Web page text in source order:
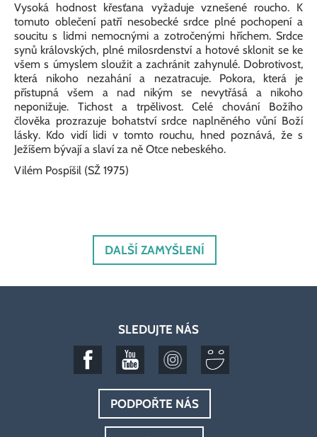
Vysoká hodnost křesťana vyžaduje vznešené roucho. K
tomuto oblečení patří nesobecké srdce plné pochopení a
soucitu s lidmi nemocnými a zotročenými hříchem. Srdce
synů královských, plné milosrdenství a hotové sklonit se ke
všem s úmyslem sloužit a zachránit zahynulé. Dobrotivost,
která nikoho nezahání a nezatracuje. Pokora, která je
přístupná všem a nad nikým se nevytřásá a nikoho
neponižuje. Tichost a trpělivost. Celé chování Božího
člověka prozrazuje bohatství srdce naplněného vůní Boží
lásky. Kdo vidí lidi v tomto rouchu, hned poznává, že s
Ježíšem bývají a slaví za ně Otce nebeského.
Vilém Pospíšil (SŽ 1975)
DALŠÍ ZAMYŠLENÍ
SLEDUJTE NÁS
PODPOŘTE NÁS